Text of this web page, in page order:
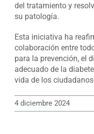
del tratamiento y
su patología.
Esta iniciativa ha
colaboración entre
para la prevención, el
adecuado de la
vida de los
4 diciembre 2024